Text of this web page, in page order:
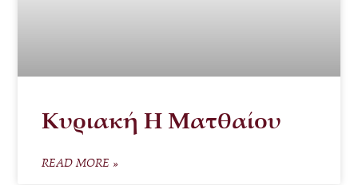
Κυριακή Η Ματθαίου
READ MORE »